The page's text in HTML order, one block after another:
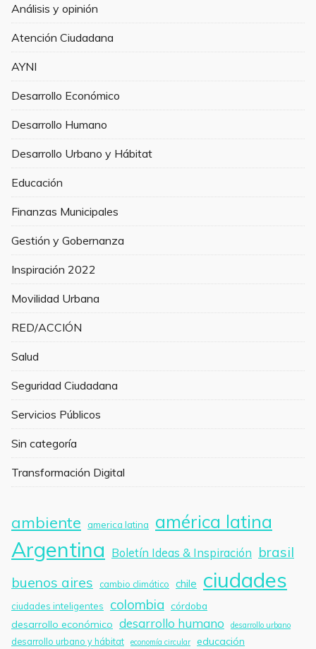
Análisis y opinión
Atención Ciudadana
AYNI
Desarrollo Económico
Desarrollo Humano
Desarrollo Urbano y Hábitat
Educación
Finanzas Municipales
Gestión y Gobernanza
Inspiración 2022
Movilidad Urbana
RED/ACCIÓN
Salud
Seguridad Ciudadana
Servicios Públicos
Sin categoría
Transformación Digital
ambiente america latina américa latina
Argentina Boletín Ideas & Inspiración brasil
buenos aires
cambio climático chile ciudades
ciudades inteligentes colombia córdoba
desarrollo económico desarrollo humano desarrollo urbano
desarrollo urbano y hábitat economía circular educación